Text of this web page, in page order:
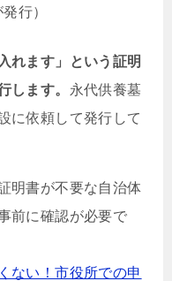
行）
れます」という証明
します。 永代供養墓
に依頼して発行して
明書が不要な自治体
前に確認が必要で
ない！市役所での申